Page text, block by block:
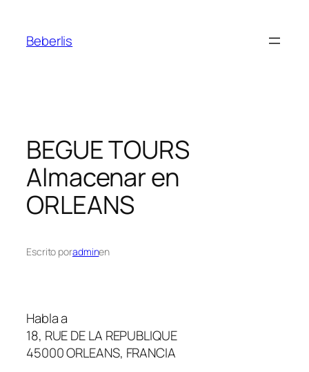
Beberlis
BEGUE TOURS
Almacenar en
ORLEANS
Escrito poradminen
Habla a
18, RUE DE LA REPUBLIQUE
45000 ORLEANS, FRANCIA